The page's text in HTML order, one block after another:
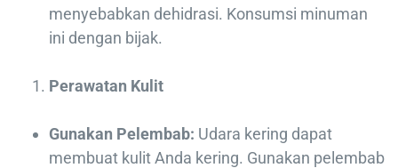
menyebabkan dehidrasi. Konsumsi minuman
ini dengan bijak.
Perawatan Kulit
Gunakan Pelembab: Udara kering dapat
membuat kulit Anda kering. Gunakan pelembab